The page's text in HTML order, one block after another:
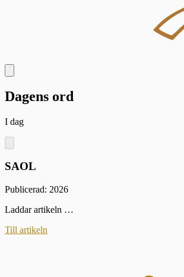
Dagens ord
I dag
SAOL
Publicerad: 2026
Laddar artikeln …
Till artikeln